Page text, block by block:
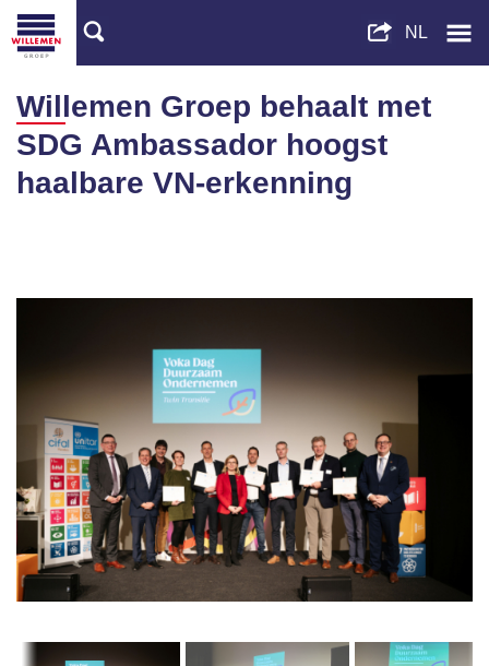
Willemen Groep behaalt met
SDG Ambassador hoogst
haalbare VN-erkenning